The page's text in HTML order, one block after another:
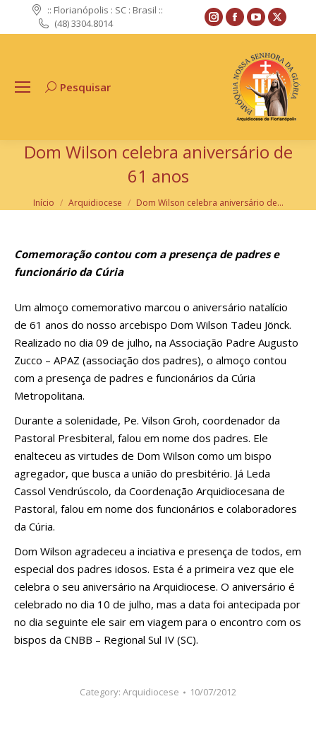
:: Florianópolis : SC : Brasil ::
(48) 3304.8014
Instagram
page
new
window
Facebook
page
opens
in
new
window
YouTube
page
opens
in
new
window
X
page
in
new
Search:Pesquisar
Dom Wilson celebra aniversário de
61 anos
Você está aqui:
Início Arquidiocese Dom Wilson celebra aniversário de…
Comemoração contou com a presença de padres e
funcionário da Cúria
Um almoço comemorativo marcou o aniversário natalício
de 61 anos do nosso arcebispo Dom Wilson Tadeu Jönck.
Realizado no dia 09 de julho, na Associação Padre Augusto
Zucco – APAZ (associação dos padres), o almoço contou
com a presença de padres e funcionários da Cúria
Metropolitana.
Durante a solenidade, Pe. Vilson Groh, coordenador da
Pastoral Presbiteral, falou em nome dos padres. Ele
enalteceu as virtudes de Dom Wilson como um bispo
agregador, que busca a união do presbitério. Já Leda
Cassol Vendrúscolo, da Coordenação Arquidiocesana de
Pastoral, falou em nome dos funcionários e colaboradores
da Cúria.
Dom Wilson agradeceu a inciativa e presença de todos, em
especial dos padres idosos. Esta é a primeira vez que ele
celebra o seu aniversário na Arquidiocese. O aniversário é
celebrado no dia 10 de julho, mas a data foi antecipada por
no dia seguinte ele sair em viagem para o encontro com os
bispos da CNBB – Regional Sul IV (SC).
Category: Arquidiocese 10/07/2012